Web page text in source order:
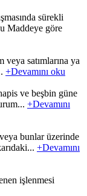
sürekli
Maddeye göre
satımlarına ya
+Devamını oku
ve beşbin güne
+Devamını
bunlar üzerinde
+Devamını
işlenmesi